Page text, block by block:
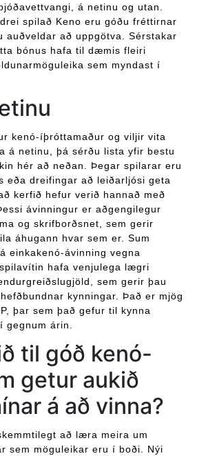
á netinu og utan.
spilað Keno eru góðu fréttirnar
að uppgötva. Sérstakar
bónus hafa til dæmis fleiri
sem myndast í
kenó-íþróttamaður og viljir vita
á netinu, þá sérðu lista yfir bestu
hér að neðan. Þegar spilarar eru
eða dreifingar að leiðarljósi geta
kerfið hefur verið hannað með
ávinningur er aðgengilegur
og skrifborðsnet, sem gerir
áhugann hvar sem er. Sum
einkakenó-ávinning vegna
hafa venjulega lægri
sem gerir þau
kynningar. Það er mjög
þar sem það gefur til kynna
gegnum árin.
til góð kenó-
getur aukið
á að vinna?
að læra meira um
sem möguleikar eru í boði. Nýi